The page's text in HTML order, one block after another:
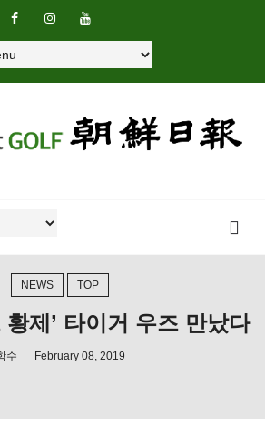
NEWS TOP
황제’ 타이거 우즈 만났다
수 February 08, 2019